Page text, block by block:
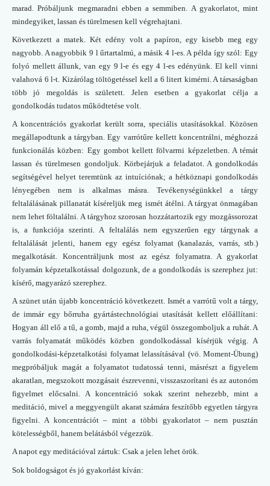
marad. Próbáljunk megmaradni ebben a semmiben. A gyakorlatot, mint
mindegyiket, lassan és türelmesen kell végrehajtani.
Következett a matek. Két edény volt a papíron, egy kisebb meg egy
nagyobb. A nagyobbik 9 l űrtartalmú, a másik 4 l-es. A példa így szól: Egy
folyó mellett állunk, van egy 9 l-e és egy 4 l-es edényünk. El kell vinni
valahová 6 l-t. Kizárólag töltögetéssel kell a 6 litert kimérni. A társaságban
több jó megoldás is született. Jelen esetben a gyakorlat célja a
gondolkodás tudatos működtetése volt.
A koncentrációs gyakorlat került sorra, speciális utasításokkal. Közösen
megállapodtunk a tárgyban. Egy varrótűre kellett koncentrálni, méghozzá
funkcionálás közben: Egy gombot kellett fölvarrni képzeletben. A témát
lassan és türelmesen gondoljuk. Körbejárjuk a feladatot. A gondolkodás
segítségével helyet teremtünk az intuíciónak; a hétköznapi gondolkodás
lényegében nem is alkalmas másra. Tevékenységünkkel a tárgy
feltalálásának pillanatát kíséreljük meg ismét átélni. A tárgyat önmagában
nem lehet föltalálni. A tárgyhoz szorosan hozzátartozik egy mozgássorozat
is, a funkciója szerinti. A feltalálás nem egyszerűen egy tárgynak a
feltalálását jelenti, hanem egy egész folyamat (kanalazás, varrás, stb.)
megalkotását. Koncentráljunk most az egész folyamatra. A gyakorlat
folyamán képzetalkotással dolgozunk, de a gondolkodás is szerephez jut:
kísérő, magyarázó szerephez.
A szünet után újabb koncentráció következett. Ismét a varrótű volt a tárgy,
de immár egy bőrruha gyártástechnológiai utasítását kellett előállítani:
Hogyan áll elő a tű, a gomb, majd a ruha, végül összegomboljuk a ruhát. A
varrás folyamatát működés közben gondolkodással kísérjük végig. A
gondolkodási-képzetalkotási folyamat lelassításával (vö. Moment-Übung)
megpróbáljuk magát a folyamatot tudatossá tenni, másrészt a figyelem
akaratlan, megszokott mozgásait észrevenni, visszaszorítani és az autonóm
figyelmet előcsalni. A koncentráció sokak szerint nehezebb, mint a
meditáció, mivel a meggyengült akarat számára feszítőbb egyetlen tárgyra
figyelni. A koncentrációt – mint a többi gyakorlatot – nem pusztán
kötelességből, hanem belátásból végezzük.
A napot egy meditációval zártuk: Csak a jelen lehet örök.
Sok boldogságot és jó gyakorlást kíván: